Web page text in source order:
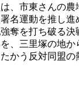
、市東さんの農
名運動を推し
奪を打ち破る
、三里塚の地
かう反対同盟の